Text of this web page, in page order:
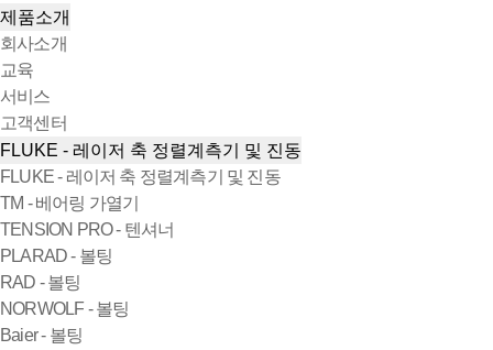
제품소개
회사소개
교육
서비스
고객센터
FLUKE - 레이저 축 정렬계측기 및 진동
FLUKE - 레이저 축 정렬계측기 및 진동
TM - 베어링 가열기
TENSION PRO - 텐셔너
PLARAD - 볼팅
RAD - 볼팅
NORWOLF - 볼팅
Baier - 볼팅